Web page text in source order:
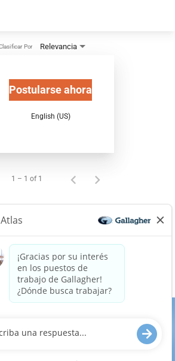
Relevancia
Por
Postularse ahora
English (US)
1 – 1 of 1
a:
Careers@ajg.com